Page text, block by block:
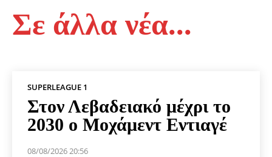
Σε άλλα νέα...
SUPERLEAGUE 1
Στον Λεβαδειακό μέχρι το
2030 ο Μοχάμεντ Εντιαγέ
08/08/2026 20:56